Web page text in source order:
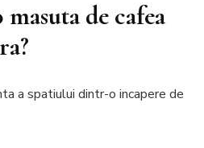
de cafea
a spatiului dintr-o incapere de